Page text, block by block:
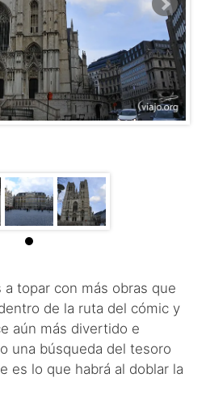
topar con más obras que
de la ruta del cómic y
aún más divertido e
una búsqueda del tesoro
es lo que habrá al doblar la